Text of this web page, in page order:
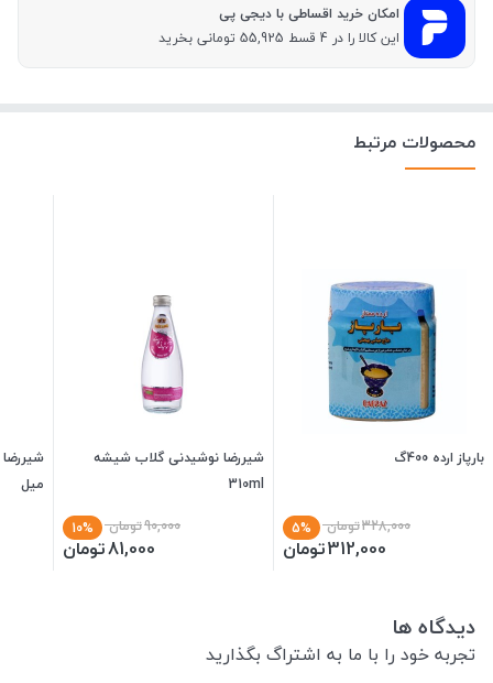
امکان خرید اقساطی با دیجی پی
این کالا را در 4 قسط 55,925 تومانی بخرید
محصولات مرتبط
بارپاز ارده 400گ
328,000تومان 5%
312,000تومان
شیررضا نوشیدنی گلاب شیشه
310ml
90,000تومان 10%
81,000تومان
میل
دیدگاه ها
تجربه خود را با ما به اشتراگ بگذارید